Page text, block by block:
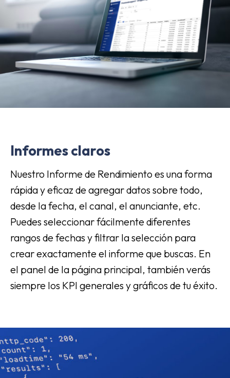
Informes claros
Nuestro Informe de Rendimiento es una forma
rápida y eficaz de agregar datos sobre todo,
desde la fecha, el canal, el anunciante, etc.
Puedes seleccionar fácilmente diferentes
rangos de fechas y filtrar la selección para
crear exactamente el informe que buscas. En
el panel de la página principal, también verás
siempre los KPI generales y gráficos de tu éxito.